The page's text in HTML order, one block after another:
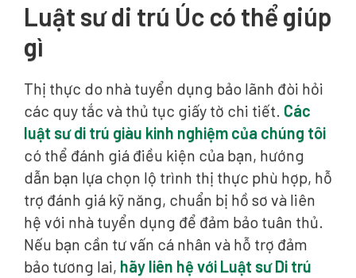
Luật sư di trú Úc có thể giúp
gì
Thị thực do nhà tuyển dụng bảo lãnh đòi hỏi
các quy tắc và thủ tục giấy tờ chi tiết. Các
luật sư di trú giàu kinh nghiệm của chúng tôi
có thể đánh giá điều kiện của bạn, hướng
dẫn bạn lựa chọn lộ trình thị thực phù hợp, hỗ
trợ đánh giá kỹ năng, chuẩn bị hồ sơ và liên
hệ với nhà tuyển dụng để đảm bảo tuân thủ.
Nếu bạn cần tư vấn cá nhân và hỗ trợ đảm
bảo tương lai, hãy liên hệ với Luật sư Di trú